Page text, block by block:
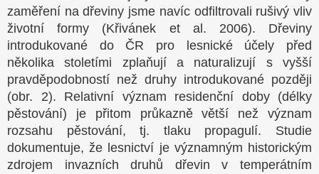
zaměření na dřeviny jsme navíc odfiltrovali rušivý vliv
životní formy (Křivánek et al. 2006). Dřeviny
introdukované do ČR pro lesnické účely před
několika stoletími zplaňují a naturalizují s vyšší
pravděpodobností než druhy introdukované později
(obr. 2). Relativní význam residenční doby (délky
pěstování) je přitom průkazně větší než význam
rozsahu pěstování, tj. tlaku propagulí. Studie
dokumentuje, že lesnictví je významným historickým
zdrojem invazních druhů dřevin v temperátním